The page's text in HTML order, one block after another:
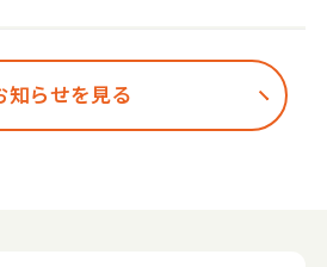
知らせを見る